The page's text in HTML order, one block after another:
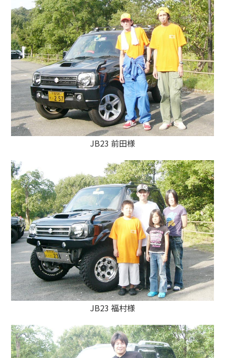
JB23 前田様
JB23 福村様